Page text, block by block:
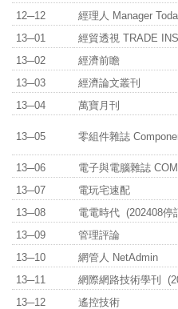
12─12
經理人 Manager
13─01
經貿透視 TRADE
13─02
經濟前瞻
13─03
經濟論文叢刊
13─04
萬寶月刊
13─05 零組件雜誌
13─06
電子與電腦雜誌
13─07
電玩宅速配
13─08
電電時代 (202408停
13─09
管理評論
13─10
網管人 NetAdmin
13─11
網際網路技術學刊
13─12
遙控技術